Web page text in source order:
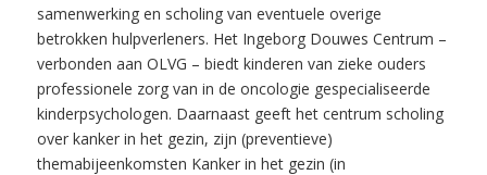
samenwerking en scholing van eventuele overige
betrokken hulpverleners. Het Ingeborg Douwes Centrum –
verbonden aan OLVG – biedt kinderen van zieke ouders
professionele zorg van in de oncologie gespecialiseerde
kinderpsychologen. Daarnaast geeft het centrum scholing
over kanker in het gezin, zijn (preventieve)
themabijeenkomsten Kanker in het gezin (in